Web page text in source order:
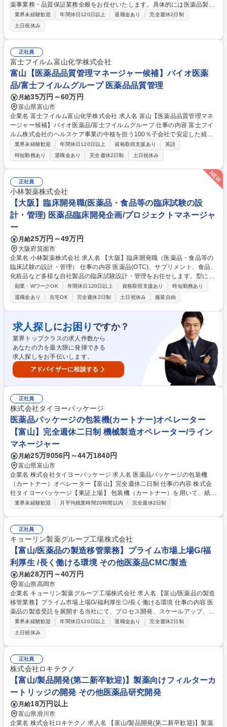
薬事業務・品質保証業務全般をお任せいたします。具体的には医薬品製造
におけるGMP管理全般、また下記の業務経験をお持ちの方には、各業務も
ご担当いただく可能性がございます。 【詳細】医薬品製造業許可の維持管
理業務経験／工場の品質保証システムの維持運用／工場内各部門との連携
による工場内の品質保証システムの改善／出荷判定、品質情報、バリデー
ション等／部門および工場内の教育訓練、設備管理関係、異常逸脱、変更
管理、自己点検への貢献／GMP適合性調査対応／GMP文書管理／国内外
行政当局および顧客との品質に関する渉外業務など 募集職種 【静岡/品質
保証】多種多様な医薬品の品質保証に携われる
業界未経験歓迎 年間休日120日以上 退職金あり
完全週休2日制
土日祝休み
正社員
富士フイルム富山化学株式会社
富山【医薬品品質管理マネージャー候補】バイオ医薬
品/富士フイルムグループ 医薬品品質管理
月給35万円～60万円
富山県富山市
企業名 富士フイルム富山化学株式会社 求人名 富山【医薬品品質管理マネ
ージャー候補】バイオ医薬品/富士フイルムグループ 仕事の内容 富士フイ
ルム株式会社のヘルスケア事業の中核を担う100％子会社で安定した経営
基盤を持つ当社にて、マネージャーとして、品質管理業務全般の業務を行
って頂きます。 ■医薬品の品質検査および付帯業務 ■品質試験室の立ち上
げ ■分析機器管理業務 ■Global 監査への対応準備・査察対応 募集職種 富
山【医薬品品質管理マネージャー候補】バイオ医薬品/富士フイルムグルー
プ
業界未経験歓迎 年間休日120日以上 資格取得支援あり
英語
時短勤務あり
退職金あり 完全週休2日制 土日祝休み
正社員
小林製薬株式会社
【大阪】臨床開発職(医薬品・食品等の臨床試験の設
計・管理) 医薬品臨床開発企画/プロジェクトマネージャ
ー
月給25万円～49万円
大阪府箕面市
企業名 小林製薬株式会社 求人名 【大阪】臨床開発職（医薬品・食品等の
臨床試験の設計・管理） 仕事の内容 医薬品(OTC)、サプリメント、食品、
化粧品など多様な自社製品の臨床試験設計・管理をお任せします。型には
まらない独自の評価方法を見出し、製品の魅力訴求と迅速な上市に貢献す
るやりがいのあるポジションです。 ■製品を正しく評価するための、被験
者の条件定義、管理方法の検討、プロトコル設計 ■医薬品（OTCなど）、
サプリメント、食品、化粧品、芳香剤など、幅広いカテゴリー製品の臨床
試験設計と実行 ■得られたデータの論文投稿 ■開発メンバーや社外有識者
（大学教授、学会の重鎮など）との連携・共同研究の推進 募集職種 【大
阪】臨床開発職（医薬品・食品等の臨床試験の設計・管理）
副業・WワークOK 年間休日120日以上 資格取得支援あり
時短勤務あり
退職金あり
在宅OK 完全週休2日制 土日祝休み 服装自由
求人探しにお困り ですか？
業界トップクラスの求人件数から
あなたの力を最大限に発揮できる
求人探しをお手伝いします。
アドバイザーに相談する
正社員
株式会社タイヨーパッケージ
医薬品パッケージの包装機(カートナー)オペレーター
【富山】完全週休二日制 機械製造オペレーター/ライン
マネージャー
月給25万9056円～44万1840円
富山県富山市
企業名 株式会社タイヨーパッケージ 求人名 医薬品パッケージの包装機
（カートナー）オペレーター【富山】完全週休二日制 仕事の内容 株式会
社タイヨーパッケージ【東証上場】 包装機（カートナー）を用いて、紙の
パッケージで医薬品や健康食品、化粧品を包装します。包装関連設備の保
囲】将来的に業務内容や就業場所の配置転換あり 募集職種 医薬品パッケ
ージの包装機（カートナー）オペレーター【富山】完全週休二日制
業界未経験歓迎 月平均残業時間20時間以内 完全週休2日制
正社員
キョーリン製薬グループ工場株式会社
【富山/医薬品の製造移管業務】プライム市場上場G/福
利厚生 /長く働ける環境 その他医薬品CMC/製造
月給28万円～40万円
富山県高岡市
企業名 キョーリン製薬グループ工場株式会社 求人名 【富山/医薬品の製造
移管業務】プライム市場上場G/福利厚生◎/長く働ける環境 仕事の内容 医
薬品の製造受託を展開する当社にて、プロセス開発、スケールアップ、治
験薬製造から商業生産への技術移管業務をご担当。高品質な医薬品を供給
する体制構築に貢献します。 【具体的業務】■医薬品のプロセス開発 ■ス
ケールアップ業務 ■治験薬製造から商業生産への技術移管業務 【仕事の魅
力】 特定領域に強みを持つ大手グループの安定環境で、医薬品製造の核心
を担うやりがいがあります。実力評価の風土でキャリアアップも目指せま
す。 募集職種 【富山/医薬品の製造移管業務】プライム市場上場G/福利厚
生◎/長く働ける環境
業界未経験歓迎 年間休日120日以上 退職金あり
完全週休2日制
土日祝休み
正社員
株式会社ロキテクノ
【富山/製品開発(第二新卒歓迎)】製薬向けフィルターカ
ートリッジの開発 その他医薬品研究開発
月給18万円以上
富山県滑川市
企業名 株式会社ロキテクノ 求人名 【富山/製品開発(第二新卒歓迎)】製薬